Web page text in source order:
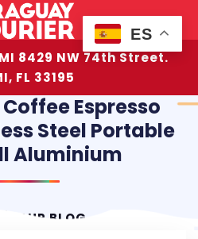
8429 NW 74th Street.
FL 33195
Coffee Espresso
Steel Portable
Aluminium
OUR BLOG
ES